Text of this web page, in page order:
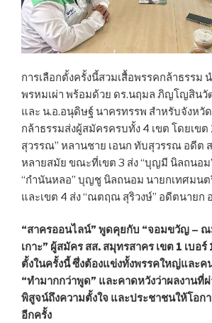
การเลือกตั้งครั้งนี้สวมเสื้อพรรคกล้าธรรม
พรหมเผ่า พร้อมด้วย ดร.นฤมล ภิญโญสิน
และ น.อ.อนุดิษฐ์ นาครทรรพ สำหรับจังหวั
กล้าธรรมส่งผู้สมัครครบทั้ง 4 เขต โดยเขต
สุวรรณ” หลานชาย เอนก ทับสุวรรณ อดีต
หลายสมัย ขณะที่เขต 3 ส่ง “บุญมี นิลถนอม
“กำนันหลอ” บุญชู นิลถนอม นายกเทศมน
และเขต 4 ส่ง “ณตฤณ สุริวงษ์” อดีตนายก
“สาครออนไลน์” พูดคุยกับ “จอมขวัญ –
เกาะ” ผู้สมัคร สส. สมุทรสาคร เขต 1 เบอร์
ตั้งในครั้งนี้ ซึ่งต้องแข่งทั้งพรรคใหญ่และค
“ทำมากกว่าพูด” และคาดหวังว่าผลงานที่
พิสูจน์ถึงความตั้งใจ และประชาชนให้โอก
อีกครั้ง